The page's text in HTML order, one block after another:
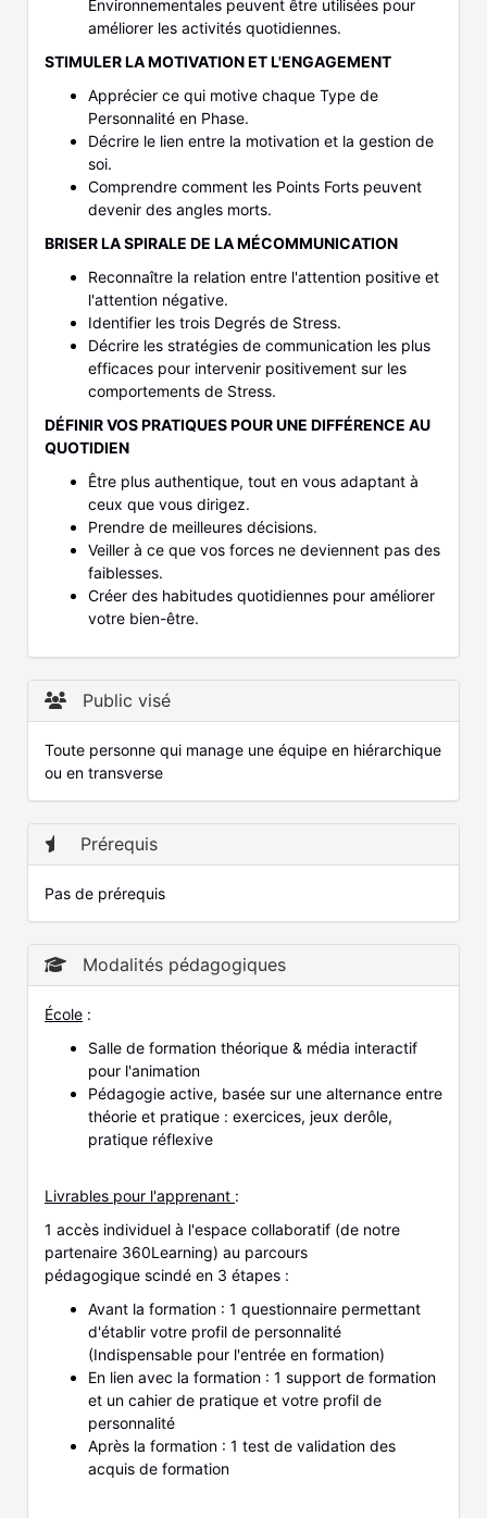
Environnementales peuvent être utilisées pour
améliorer les activités quotidiennes.
STIMULER LA MOTIVATION ET L'ENGAGEMENT
Apprécier ce qui motive chaque Type de
Personnalité en Phase.
Décrire le lien entre la motivation et la gestion de
soi.
Comprendre comment les Points Forts peuvent
devenir des angles morts.
BRISER LA SPIRALE DE LA MÉCOMMUNICATION
Reconnaître la relation entre l'attention positive et
l'attention négative.
Identifier les trois Degrés de Stress.
Décrire les stratégies de communication les plus
efficaces pour intervenir positivement sur les
comportements de Stress.
DÉFINIR VOS PRATIQUES POUR UNE DIFFÉRENCE AU
QUOTIDIEN
Être plus authentique, tout en vous adaptant à
ceux que vous dirigez.
Prendre de meilleures décisions.
Veiller à ce que vos forces ne deviennent pas des
faiblesses.
Créer des habitudes quotidiennes pour améliorer
votre bien-être.
Public visé
Toute personne qui manage une équipe en hiérarchique
ou en transverse
Prérequis
Pas de prérequis
Modalités pédagogiques
École :
Salle de formation théorique & média interactif
pour l'animation
Pédagogie active, basée sur une alternance entre
théorie et pratique : exercices, jeux derôle,
pratique réflexive
Livrables pour l'apprenant :
1 accès individuel à l'espace collaboratif (de notre
partenaire 360Learning) au parcours
pédagogique scindé en 3 étapes :
Avant la formation : 1 questionnaire permettant
d'établir votre profil de personnalité
(Indispensable pour l'entrée en formation)
En lien avec la formation : 1 support de formation
et un cahier de pratique et votre profil de
personnalité
Après la formation : 1 test de validation des
acquis de formation